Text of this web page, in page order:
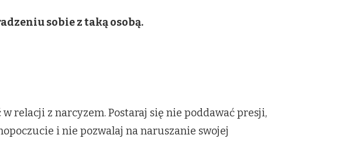
sobie z taką osobą.
relacji z narcyzem. Postaraj się nie poddawać presji,
i nie pozwalaj na naruszanie swojej